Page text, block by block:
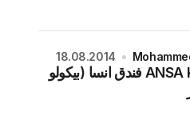
ANSA Kuala Lumpur فندق انسا (بيكولو
18.08.2014